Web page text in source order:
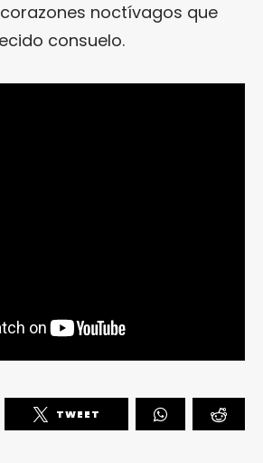
noctívagos que
consuelo.
TWEET